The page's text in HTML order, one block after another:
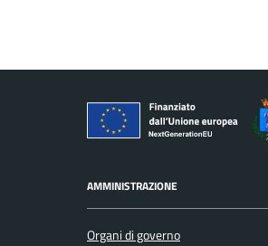
AMMINISTRAZIONE
Organi di governo